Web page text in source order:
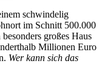
schwindelig
im Schnitt 500.000
großes Haus
Millionen Euro
Wer kann sich das